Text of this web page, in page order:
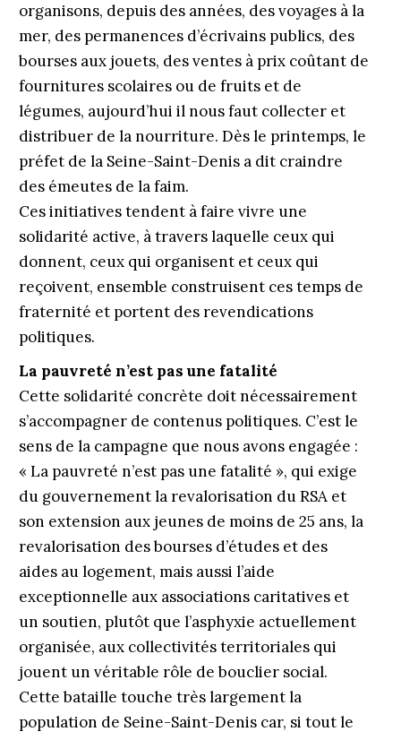
organisons, depuis des années, des voyages à la
mer, des permanences d’écrivains publics, des
bourses aux jouets, des ventes à prix coûtant de
fournitures scolaires ou de fruits et de
légumes, aujourd’hui il nous faut collecter et
distribuer de la nourriture. Dès le printemps, le
préfet de la Seine-Saint-Denis a dit craindre
des émeutes de la faim.
Ces initiatives tendent à faire vivre une
solidarité active, à travers laquelle ceux qui
donnent, ceux qui organisent et ceux qui
reçoivent, ensemble construisent ces temps de
fraternité et portent des revendications
politiques.
La pauvreté n’est pas une fatalité
Cette solidarité concrète doit nécessairement
s’accompagner de contenus politiques. C’est le
sens de la campagne que nous avons engagée :
« La pauvreté n’est pas une fatalité », qui exige
du gouvernement la revalorisation du RSA et
son extension aux jeunes de moins de 25 ans, la
revalorisation des bourses d’études et des
aides au logement, mais aussi l’aide
exceptionnelle aux associations caritatives et
un soutien, plutôt que l’asphyxie actuellement
organisée, aux collectivités territoriales qui
jouent un véritable rôle de bouclier social.
Cette bataille touche très largement la
population de Seine-Saint-Denis car, si tout le